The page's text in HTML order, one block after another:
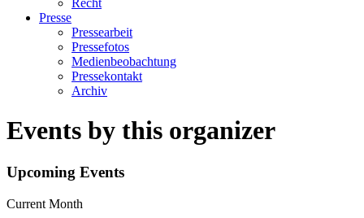
Recht
Presse
Pressearbeit
Pressefotos
Medienbeobachtung
Pressekontakt
Archiv
Events by this organizer
Upcoming Events
Current Month